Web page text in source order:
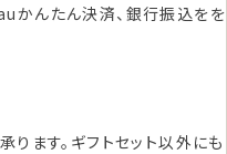
かんたん決済、銀行振込をを
ます。ギフトセット以外にも